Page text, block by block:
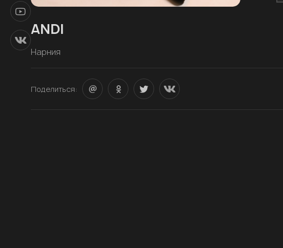
ANDI
Нарния
Поделиться: